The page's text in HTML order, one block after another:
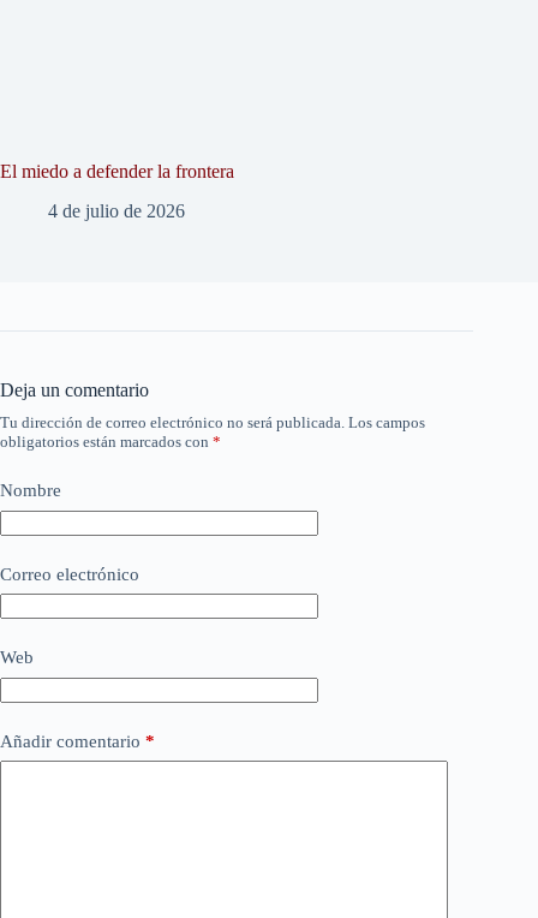
El miedo a defender la frontera
4 de julio de 2026
Deja un comentario
Tu dirección de correo electrónico no será publicada. Los campos
obligatorios están marcados con *
Nombre
Correo electrónico
Web
Añadir comentario *